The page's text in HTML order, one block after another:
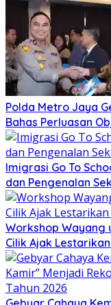
Polda Metro Jaya
Bahas Perluasan
Imigrasi Go To
dan Pengenalan
Workshop Wayang
Cilik Ajak